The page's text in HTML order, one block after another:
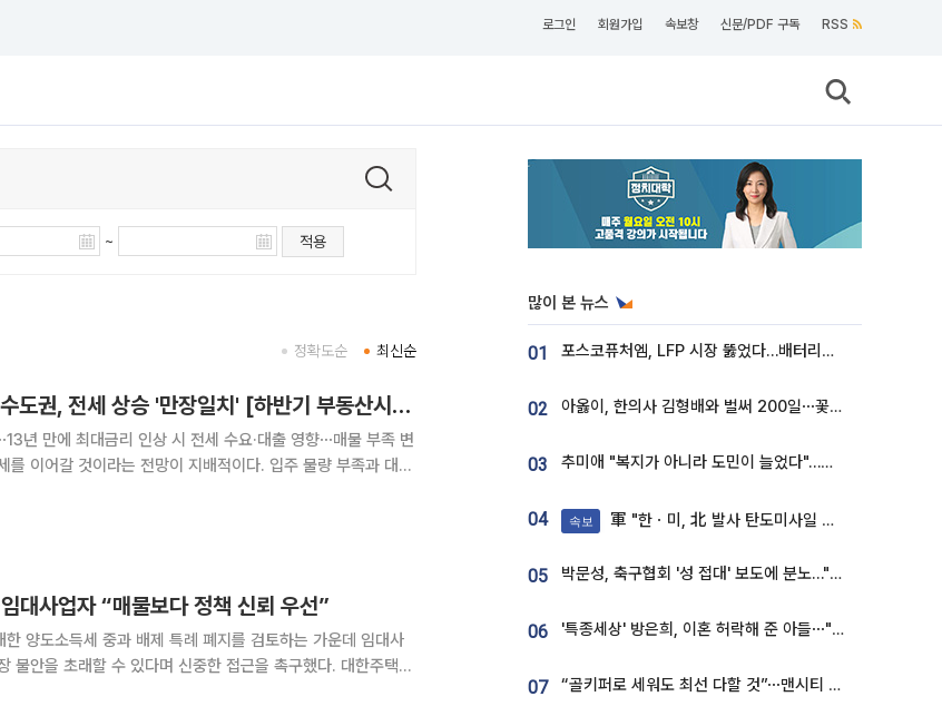
로그인 회원가입 속보창 신문/PDF 구독 RSS
~ 적용
최신순
정확도순
"내릴 이유가 없다"⋯서울·수도권, 전세 상승 '만장일치' [하반기 부동산시장 전망②]
년 만에 최대금리 인상 시 전세 수요·대출 영향⋯매물 부족 변
시장 전망을 조사
대사업자 “매물보다 정책 신뢰 우선”
양도소득세 중과 배제 특례 폐지를 검토하는 가운데 임대사
을 초래할 수 있다며 신중한 접근을 촉구했다. 대한주택임
많이 본 뉴스
01 포스코퓨처엠, LFP 시장 뚫었다…배터리사와 대규모 장기 공급 합의
02 아옳이, 한의사 김형배와 벌써 200일⋯꽃다발 들고 "프러포즈 아냐"
03 추미애 "복지가 아니라 도민이 늘었다"…재정난 책임론 정면돌파
04 속보 軍 "한ㆍ미, 北 발사 탄도미사일 제원 정밀분석 중"
05 박문성, 축구협회 '성 접대' 보도에 분노…"다 말아먹으려고 작정했나"
06 '특종세상' 방은희, 이혼 허락해 준 아들⋯"너무 잘 커줬다" 오열
07 “골키퍼로 세워도 최선 다할 것”⋯맨시티 누네스, 주전 경쟁 각오 [인터뷰]